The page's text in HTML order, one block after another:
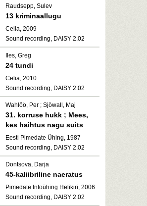
Raudsepp, Sulev
13 kriminaallugu
Celia, 2009
Sound recording, DAISY 2.02
Iles, Greg
24 tundi
Celia, 2010
Sound recording, DAISY 2.02
Wahlöö, Per ; Sjöwall, Maj
31. korruse hukk ; Mees,
kes haihtus nagu suits
Eesti Pimedate Ühing, 1987
Sound recording, DAISY 2.02
Dontsova, Darja
45-kaliibriline naeratus
Pimedate Infoühing Helikiri, 2006
Sound recording, DAISY 2.02